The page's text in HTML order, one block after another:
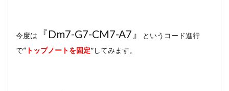
今度は 『Dm7-G7-CM7-A7』
というコード進行
で“ トップノートを固定”してみます。